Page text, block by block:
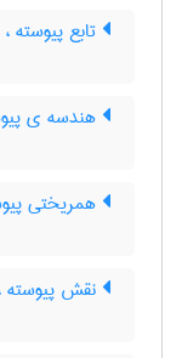
تابع پیوسته
هندسه ی
همریختی
نقش پیوسته